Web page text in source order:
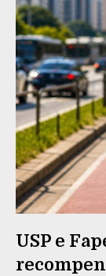
USP e